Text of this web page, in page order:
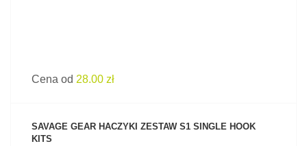
Cena od 28.00 zł
SAVAGE GEAR HACZYKI ZESTAW S1 SINGLE HOOK
KITS